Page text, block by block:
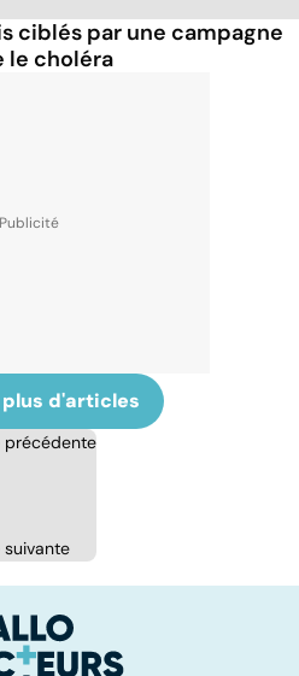
ciblés par une campagne
le choléra
d'articles
précédente
suivante